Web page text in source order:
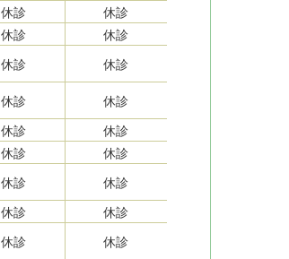
休診
休診
休診
休診
休診 休診
休診
休診
休診
休診
休診
休診
休診
休診
休診
休診
休診
休診